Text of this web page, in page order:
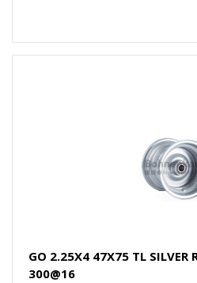
GO 2.25X4 47X75 TL SILVER
300@16